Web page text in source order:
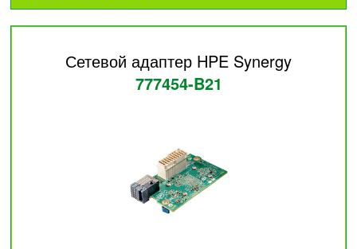
Сетевой адаптер HPE Synergy
777454-B21